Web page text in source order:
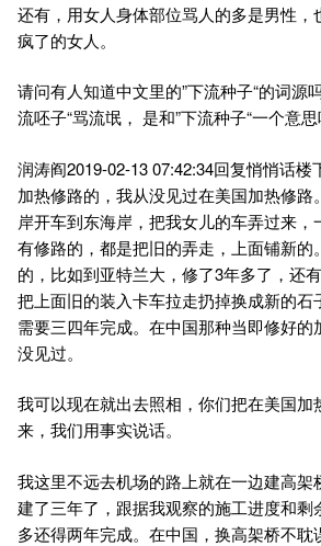
还有，用女人身体部位骂人的多是男性，
疯了的女人。
请问有人知道中文里的”下流种子“的词源
流呸子“骂流氓， 是和”下流种子“一个意思
润涛阎2019-02-13 07:42:34回复悄悄话
加热修路的，我从没见过在美国加热修路
岸开车到东海岸，把我女儿的车弄过来
有修路的，都是把旧的弄走，上面铺新的
的，比如到亚特兰大，修了3年多了，还
把上面旧的装入卡车拉走扔掉换成新的石
需要三四年完成。在中国那种当即修好的
没见过。
我可以现在就出去照相，你们把在美国加
来，我们用事实说话。
我这里不远去机场的路上就在一边建高架
建了三年了，跟据我观察的施工进度和剩
多还得两年完成。在中国，换高架桥不耽